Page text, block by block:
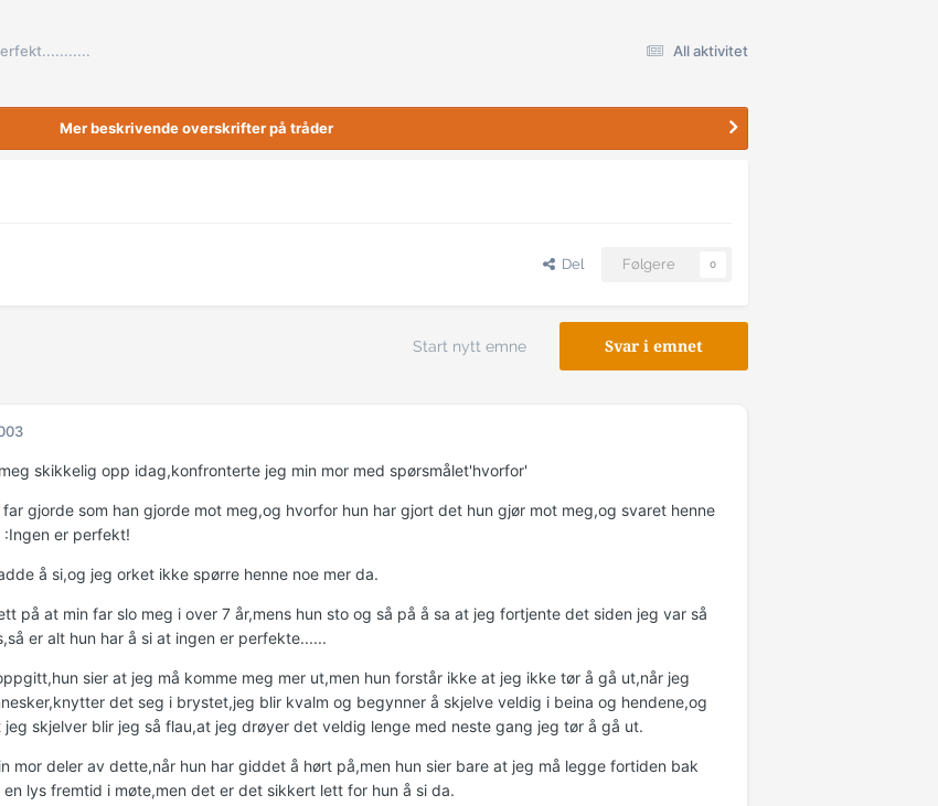
All aktivitet
Mer beskrivende overskrifter på tråder
Del Følgere 0
Svar i emnet
Start nytt emne
skikkelig opp idag,konfronterte jeg min mor med spørsmålet'hvorfor'
gjorde som han gjorde mot meg,og hvorfor hun har gjort det hun gjør mot meg,og svaret henne
er perfekt!
å si,og jeg orket ikke spørre henne noe mer da.
på at min far slo meg i over 7 år,mens hun sto og så på å sa at jeg fortjente det siden jeg var så
er alt hun har å si at ingen er perfekte......
sier at jeg må komme meg mer ut,men hun forstår ikke at jeg ikke tør å gå ut,når jeg
det seg i brystet,jeg blir kvalm og begynner å skjelve veldig i beina og hendene,og
jeg skjelver blir jeg så flau,at jeg drøyer det veldig lenge med neste gang jeg tør å gå ut.
mor deler av dette,når hun har giddet å hørt på,men hun sier bare at jeg må legge fortiden bak
en lys fremtid i møte,men det er det sikkert lett for hun å si da.